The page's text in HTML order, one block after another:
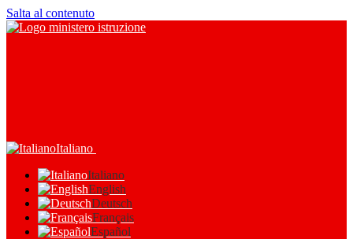
Salta al contenuto
Italiano
Italiano
English
Deutsch
Français
Español